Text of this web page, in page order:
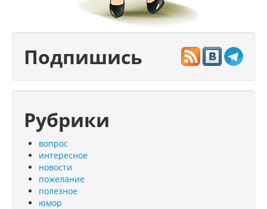
Подпишись
Рубрики
вопрос
интересное
новости
пожелание
полезное
юмор